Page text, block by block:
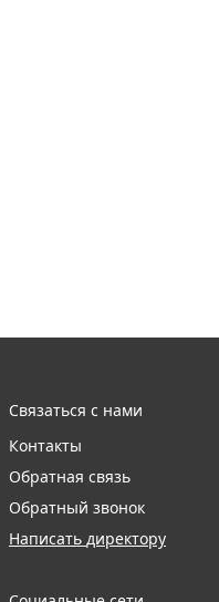
Связаться с нами
Контакты
Обратная связь
Обратный звонок
Написать директору